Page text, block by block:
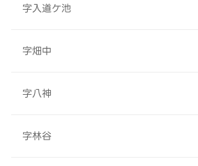
字入道ケ池
字畑中
字八神
字林谷